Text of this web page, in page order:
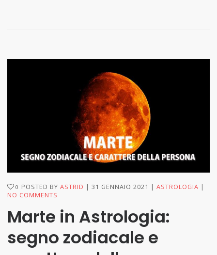
0 POSTED BY ASTRID 31 GENNAIO 2021
ASTROLOGIA
NO COMMENTS
Marte in Astrologia:
segno zodiacale e